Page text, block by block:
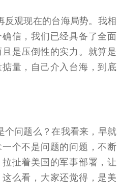
反观现在的台海局势。我相
信，我们已经具备了全面
是压倒性的实力。就算是
量，自己介入台海，到底
个问题么？在我看来，早就
个不是问题的问题，不断
扯着美国的军事部署，让
么看，大家还觉得，是美